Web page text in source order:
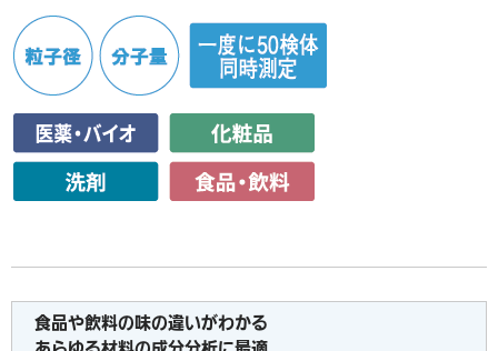
食品や飲料の味の違いがわかる